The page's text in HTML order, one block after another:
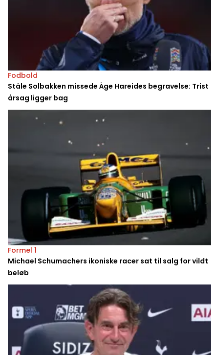
Fodbold
Ståle Solbakken missede Åge Hareides begravelse: Trist
årsag ligger bag
Formel 1
Michael Schumachers ikoniske racer sat til salg for vildt
beløb